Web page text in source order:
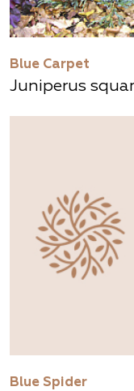
Blue Carpet
Juniperus
Blue Spider